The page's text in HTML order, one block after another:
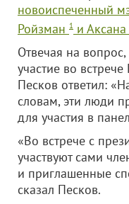
новоиспеченный
Ройзман 1 и
Отвечая на
участие во
Песков ответил:
словам, эти люди
для участия в
«Во встрече с
участвуют сами
и приглашенные
сказал Песков.